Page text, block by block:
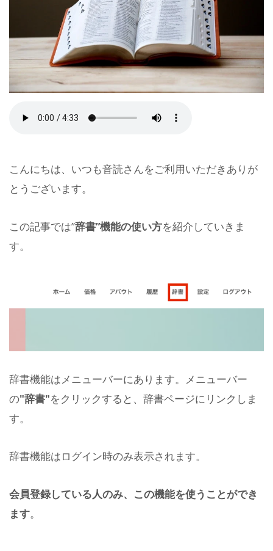
こんにちは、いつも音読さんをご利用いただきありが
とうございます。
この記事では”辞書”機能の使い方を紹介していきま
す。
辞書機能はメニューバーにあります。メニューバー
の"辞書"をクリックすると、辞書ページにリンクしま
す。
辞書機能はログイン時のみ表示されます。
会員登録している人のみ、この機能を使うことができ
ます。